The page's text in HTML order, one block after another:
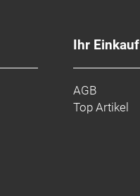
Ihr Einkauf
AGB
Top Artikel